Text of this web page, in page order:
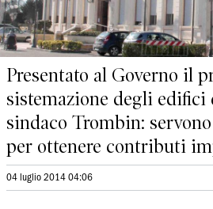
Presentato al Governo il
sistemazione degli
sindaco Trombin:
per ottenere contributi
04 luglio 2014 04:06